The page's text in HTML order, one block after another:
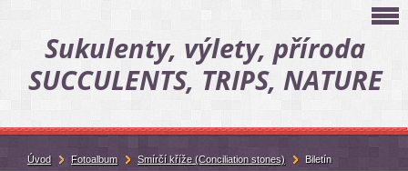
Sukulenty, výlety, příroda
SUCCULENTS, TRIPS, NATURE
Úvod Fotoalbum Smírčí kříže (Conciliation stones) Biletín